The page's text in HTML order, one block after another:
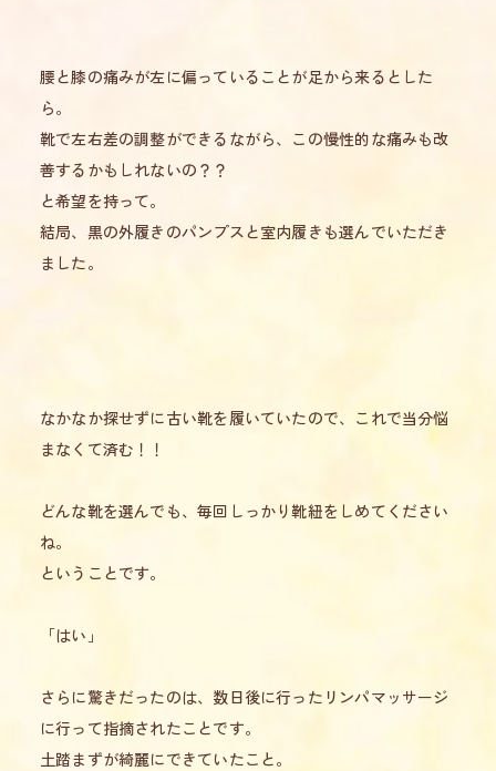
腰と膝の痛みが左に偏っていることが足から来るとした
ら。
靴で左右差の調整ができるながら、この慢性的な痛みも改
善するかもしれないの？？
と希望を持って。
結局、黒の外履きのパンプスと室内履きも選んでいただき
ました。
なかなか探せずに古い靴を履いていたので、これで当分悩
まなくて済む！！
どんな靴を選んでも、毎回しっかり靴紐をしめてください
ね。
ということです。
「はい」
さらに驚きだったのは、数日後に行ったリンパマッサージ
に行って指摘されたことです。
土踏まずが綺麗にできていたこと。